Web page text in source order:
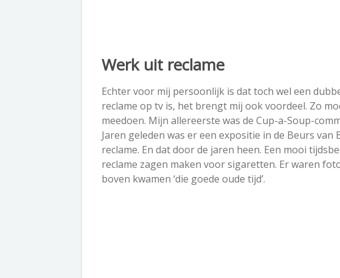
Werk uit reclame
Echter voor mij persoonlijk is dat toch wel een
reclame op tv is, het brengt mij ook voordeel. Zo
meedoen. Mijn allereerste was de Cup-a-Soup-
Jaren geleden was er een expositie in de Beurs
reclame. En dat door de jaren heen. Een mooi
reclame zagen maken voor sigaretten. Er waren
boven kwamen ‘die goede oude tijd’.